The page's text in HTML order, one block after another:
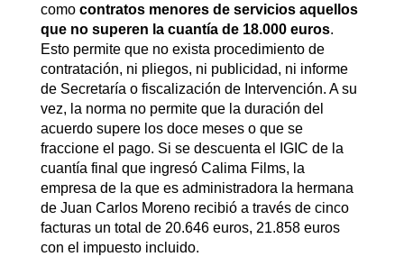
comocontratos menores de servicios aquellos
que no superen la cuantía de 18.000 euros.
Esto permite que no exista procedimiento de
contratación, ni pliegos, ni publicidad, ni informe
de Secretaría o fiscalización de Intervención. A su
vez, la norma no permite que la duración del
acuerdo supere los doce meses o que se
fraccione el pago. Si se descuenta el IGIC de la
cuantía final que ingresó Calima Films, la
empresa de la que es administradora la hermana
de Juan Carlos Moreno recibió a través de cinco
facturas un total de 20.646 euros, 21.858 euros
con el impuesto incluido.